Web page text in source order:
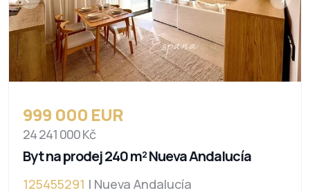
999 000 EUR
24 241 000 Kč
Byt na prodej 240 m² Nueva Andalucía
125455291 | Nueva Andalucía